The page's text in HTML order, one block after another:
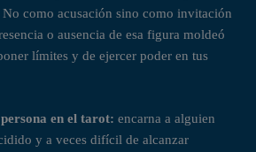
como acusación sino como invitación
o ausencia de esa figura moldeó
límites y de ejercer poder en tus
en el tarot: encarna a alguien
y a veces difícil de alcanzar